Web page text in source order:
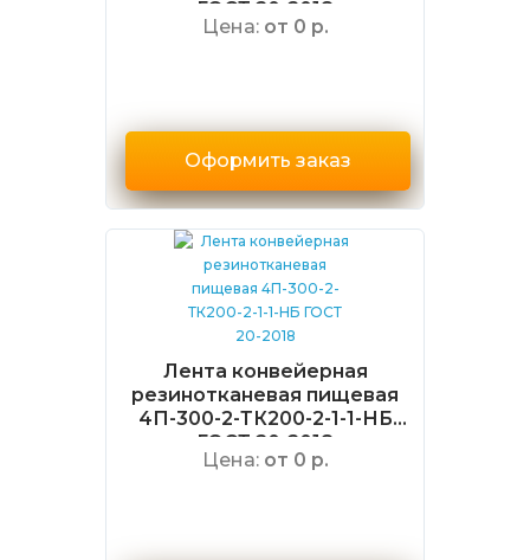
ГОСТ 20-2018
Цена: от 0 р.
Оформить заказ
Лента конвейерная
резинотканевая пищевая
4П-300-2-ТК200-2-1-1-НБ
ГОСТ 20-2018
Цена: от 0 р.